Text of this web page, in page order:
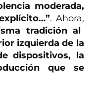
moderada,
. Ahora,
tradición al
izquierda de la
dispositivos, la
que se